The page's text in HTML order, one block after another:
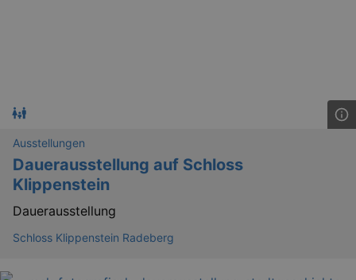
Ausstellungen
Dauerausstellung auf Schloss
Klippenstein
Dauerausstellung
Schloss Klippenstein Radeberg